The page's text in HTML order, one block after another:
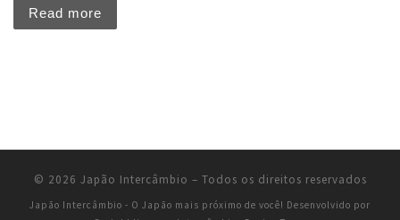
Read more
© 2026 Japão Intercâmbio – Todos os direitos reservados
Japão Intercâmbio - O Japão mais próximo de você! Desenvolvido por